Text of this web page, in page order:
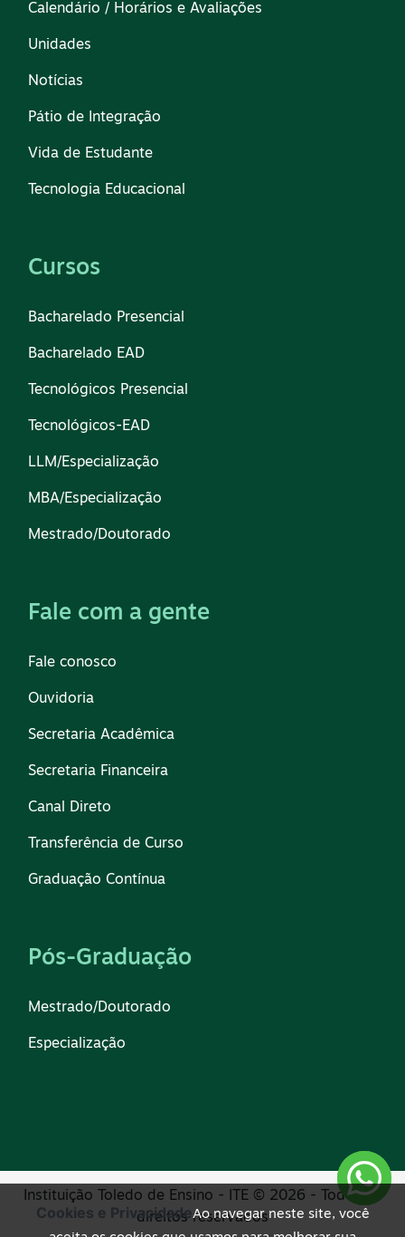
Calendário / Horários e Avaliações
Unidades
Notícias
Pátio de Integração
Vida de Estudante
Tecnologia Educacional
Cursos
Bacharelado Presencial
Bacharelado EAD
Tecnológicos Presencial
Tecnológicos-EAD
LLM/Especialização
MBA/Especialização
Mestrado/Doutorado
Fale com a gente
Fale conosco
Ouvidoria
Secretaria Acadêmica
Secretaria Financeira
Canal Direto
Transferência de Curso
Graduação Contínua
Pós-Graduação
Mestrado/Doutorado
Especialização
Instituição Toledo de Ensino - ITE © 2026 - Todos os
direitos reservados
Cookies e PrivacidadeAo navegar neste site, você